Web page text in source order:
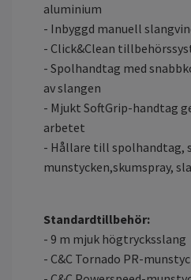
aluminium
- Inbyggd manuell
- Click&Clean
- Spolhandtag med
av slangen
- Mjukt SoftGrip-handtag
arbetet
- Hållare till spolhandtag,
munstycken,skumspray,
Standardtillbehör:
- 9 m mjuk högtrycksslang
- C&C Tornado PR-